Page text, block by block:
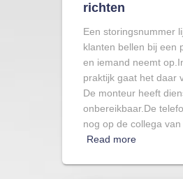
richten
Een storingsnummer
klanten bellen bij een
en iemand neemt
praktijk gaat het daar
De monteur heeft
onbereikbaar.De
nog op de collega van
Read more